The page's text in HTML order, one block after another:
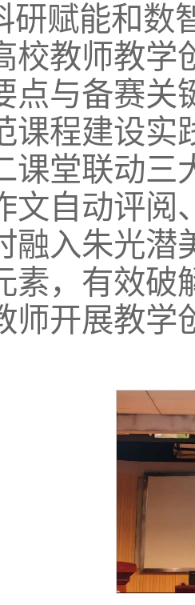
研赋能和数
校教师教学
点与备赛关
课程建设实
课堂联动三
文自动评阅
融入朱光潜
素，有效破
师开展教学